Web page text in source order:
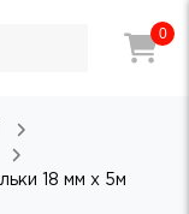
0
18 мм х 5м